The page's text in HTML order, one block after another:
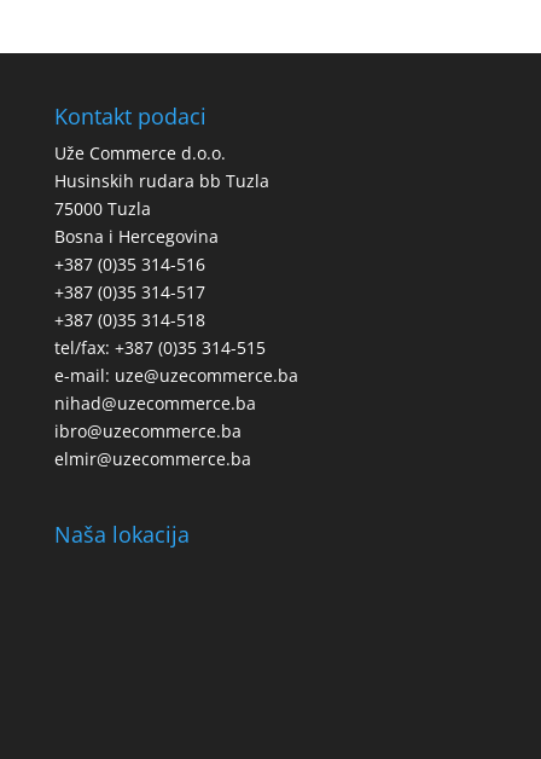
Kontakt podaci
Uže Commerce d.o.o.
Husinskih rudara bb Tuzla
75000 Tuzla
Bosna i Hercegovina
+387 (0)35 314-516
+387 (0)35 314-517
+387 (0)35 314-518
tel/fax: +387 (0)35 314-515
e-mail: uze@uzecommerce.ba
nihad@uzecommerce.ba
ibro@uzecommerce.ba
elmir@uzecommerce.ba
Naša lokacija